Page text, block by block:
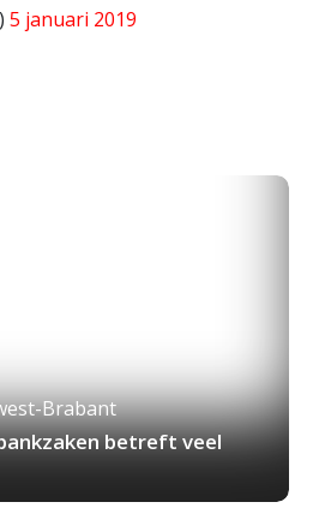
5 januari 2019
Brabant
betreft veel